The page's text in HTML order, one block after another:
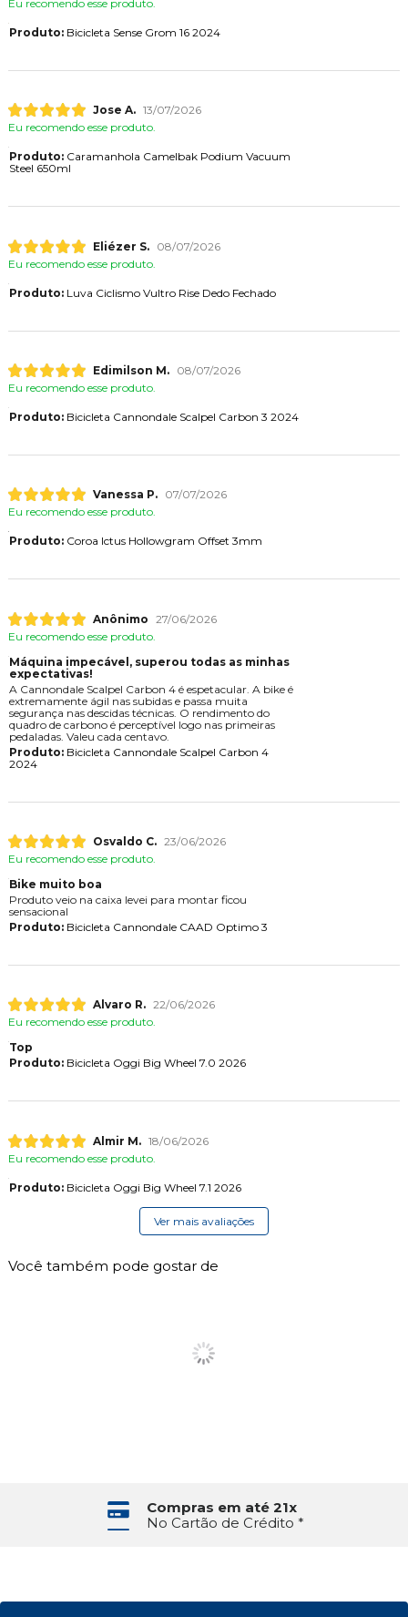
Eu recomendo esse produto.
Produto:Bicicleta Sense Grom 16 2024
Jose A. 13/07/2026
Eu recomendo esse produto.
Produto:Caramanhola Camelbak Podium Vacuum
Steel 650ml
Eliézer S.
08/07/2026
Eu recomendo esse produto.
Produto:Luva Ciclismo Vultro Rise Dedo Fechado
Edimilson M.
08/07/2026
Eu recomendo esse produto.
Produto:Bicicleta Cannondale Scalpel Carbon 3 2024
Vanessa P.
07/07/2026
Eu recomendo esse produto.
Produto:Coroa Ictus Hollowgram Offset 3mm
Anônimo 27/06/2026
Eu recomendo esse produto.
Máquina impecável, superou todas as minhas
expectativas!
A Cannondale Scalpel Carbon 4 é espetacular. A bike é
extremamente ágil nas subidas e passa muita
segurança nas descidas técnicas. O rendimento do
quadro de carbono é perceptível logo nas primeiras
pedaladas. Valeu cada centavo.
Produto:Bicicleta Cannondale Scalpel Carbon 4
2024
Osvaldo C. 23/06/2026
Eu recomendo esse produto.
Bike muito boa
Produto veio na caixa levei para montar ficou
sensacional
Produto:Bicicleta Cannondale CAAD Optimo 3
Alvaro R. 22/06/2026
Eu recomendo esse produto.
Top
Produto:Bicicleta Oggi Big Wheel 7.0 2026
Almir M. 18/06/2026
Eu recomendo esse produto.
Produto:Bicicleta Oggi Big Wheel 7.1 2026
Ver mais avaliações
Você também pode gostar de
Compras em até 21x
No Cartão de Crédito *